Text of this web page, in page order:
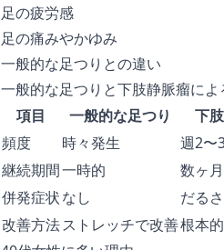
足の疲労感
足の痛みやかゆみ
一般的な足つりとの違い
一般的な足つりと下肢静脈瘤に
項目
一般的な足つり
下
頻度
時々発生
週2〜
継続期間一時的
数ヶ
併発症状なし
だる
改善方法ストレッチで改善根本